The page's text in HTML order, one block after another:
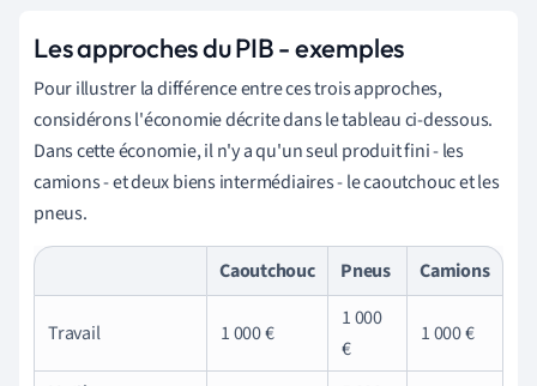
Les approches du PIB - exemples
Pour illustrer la différence entre ces trois approches,
considérons l'économie décrite dans le tableau ci-dessous.
Dans cette économie, il n'y a qu'un seul produit fini - les
camions - et deux biens intermédiaires - le caoutchouc et les
pneus.
Caoutchouc Pneus Camions
Travail 1 000 €
1 000
€
1 000 €